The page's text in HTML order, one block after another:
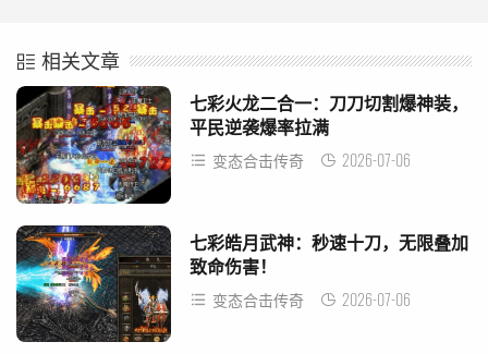
相关文章
七彩火龙二合一：刀刀切割爆神装，
平民逆袭爆率拉满
变态合击传奇 2026-07-06
七彩皓月武神：秒速十刀，无限叠加
致命伤害！
变态合击传奇 2026-07-06